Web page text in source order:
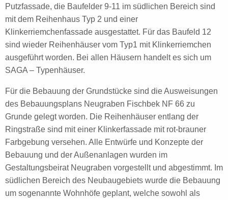
Putzfassade, die Baufelder 9-11 im südlichen Bereich sind
mit dem Reihenhaus Typ 2 und einer
Klinkerriemchenfassade ausgestattet. Für das Baufeld 12
sind wieder Reihenhäuser vom Typ1 mit Klinkerriemchen
ausgeführt worden. Bei allen Häusern handelt es sich um
SAGA – Typenhäuser.
Für die Bebauung der Grundstücke sind die Ausweisungen
des Bebauungsplans Neugraben Fischbek NF 66 zu
Grunde gelegt worden. Die Reihenhäuser entlang der
Ringstraße sind mit einer Klinkerfassade mit rot-brauner
Farbgebung versehen. Alle Entwürfe und Konzepte der
Bebauung und der Außenanlagen wurden im
Gestaltungsbeirat Neugraben vorgestellt und abgestimmt. Im
südlichen Bereich des Neubaugebiets wurde die Bebauung
um sogenannte Wohnhöfe geplant, welche sowohl als